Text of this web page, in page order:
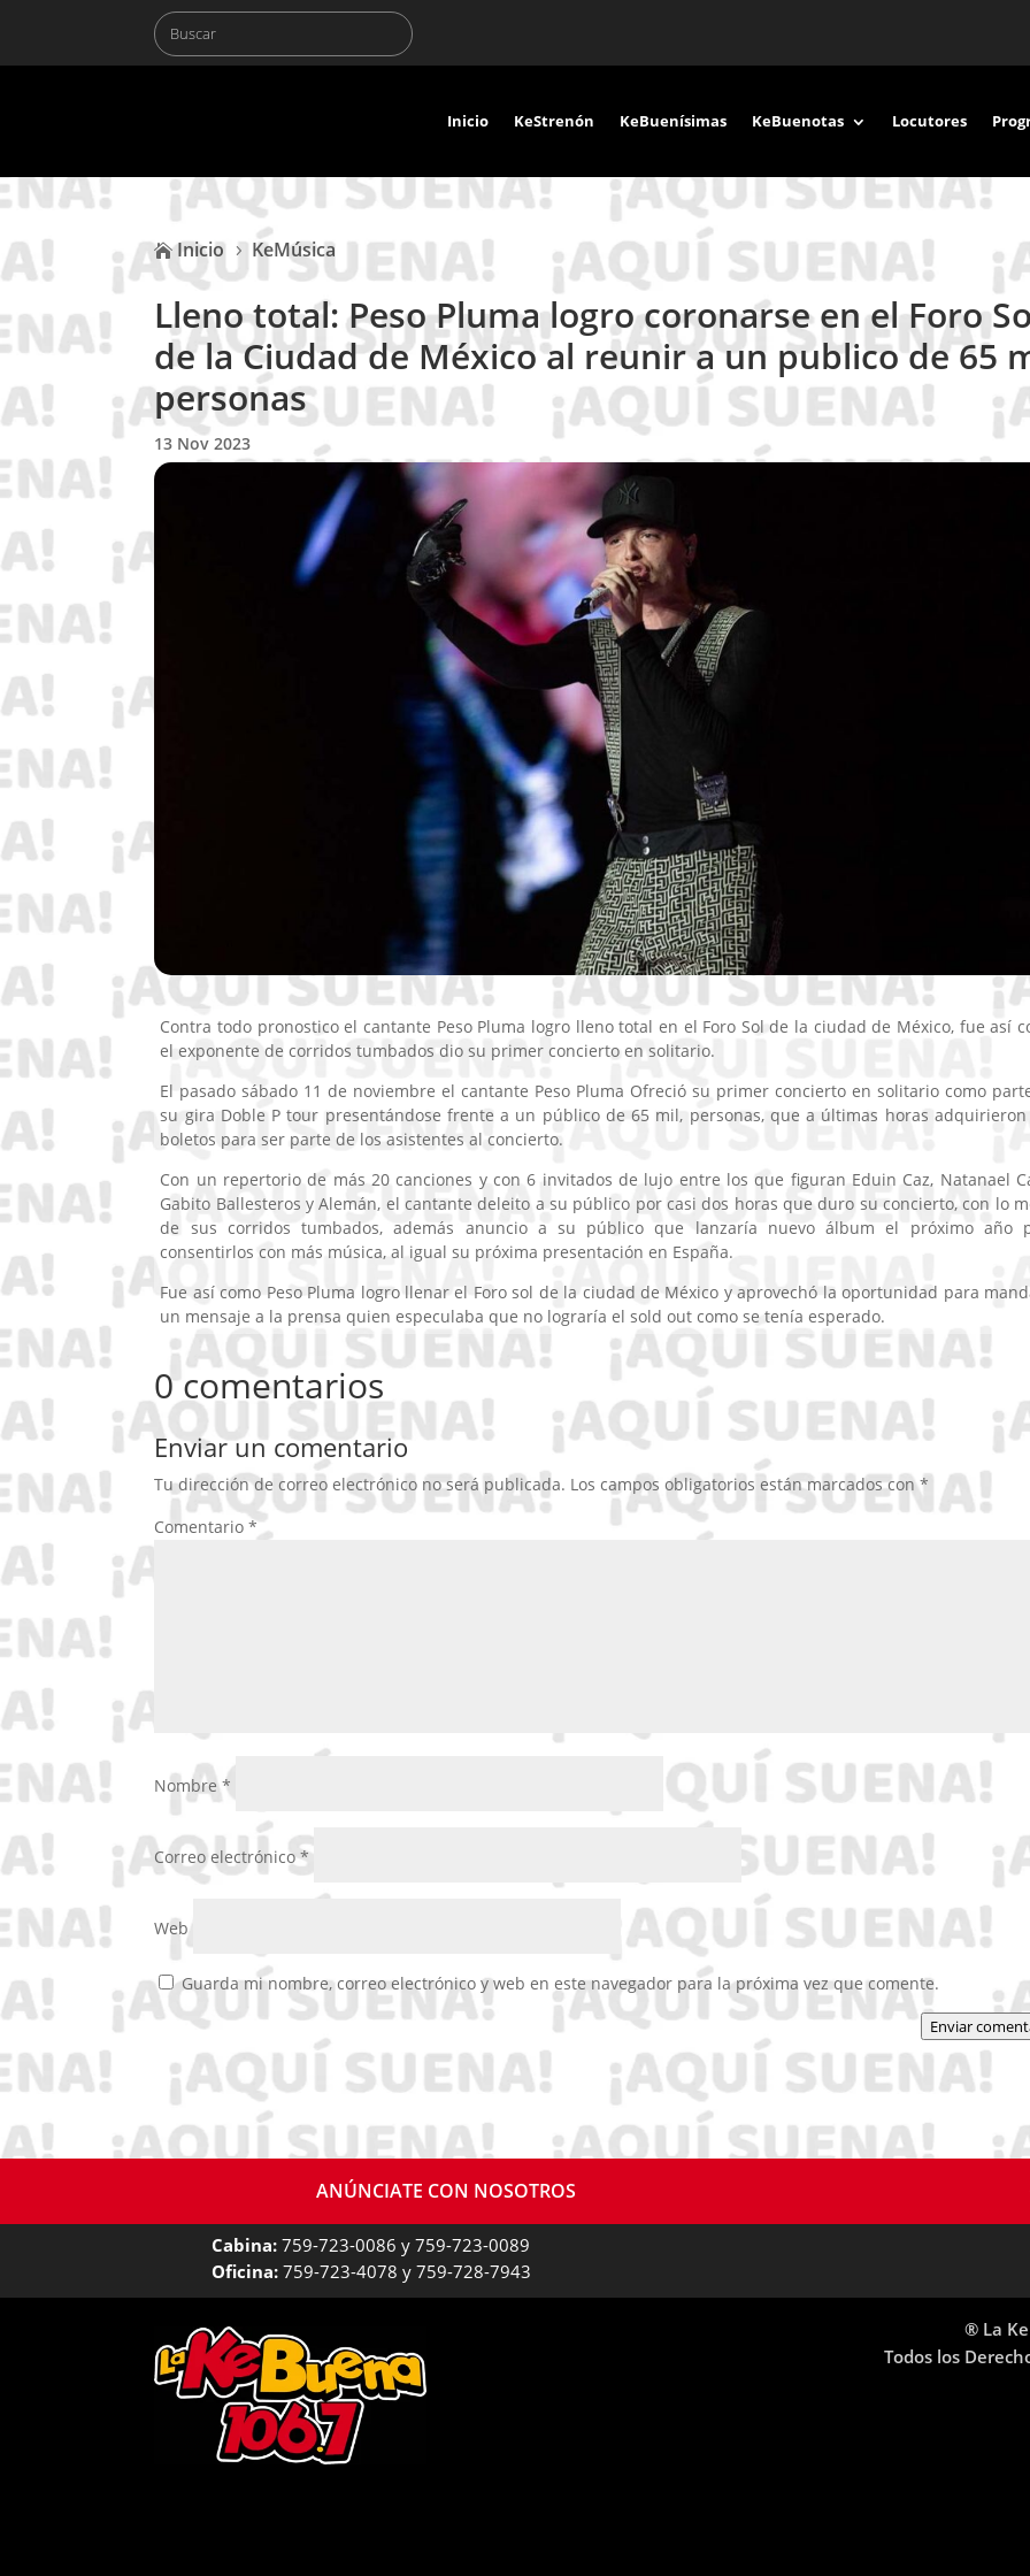
Inicio KeStrenón KeBuenísimas KeBuenotas Locutores
 Inicio 5 KeMúsica
Lleno total: Peso Pluma logro coronarse en el Foro
de la Ciudad de México al reunir a un publico de 65
personas
13 Nov 2023
Contra todo pronostico el cantante Peso Pluma logro lleno total en el Foro Sol de la ciudad de México, fue así
el exponente de corridos tumbados dio su primer concierto en solitario.
El pasado sábado 11 de noviembre el cantante Peso Pluma Ofreció su primer concierto en solitario como
su gira Doble P tour presentándose frente a un público de 65 mil, personas, que a últimas horas adquirieron
boletos para ser parte de los asistentes al concierto.
Con un repertorio de más 20 canciones y con 6 invitados de lujo entre los que figuran Eduin Caz, Natanael
Gabito Ballesteros y Alemán, el cantante deleito a su público por casi dos horas que duro su concierto, con lo
de sus corridos tumbados, además anuncio a su público que lanzaría nuevo álbum el próximo año
consentirlos con más música, al igual su próxima presentación en España.
Fue así como Peso Pluma logro llenar el Foro sol de la ciudad de México y aprovechó la oportunidad para
un mensaje a la prensa quien especulaba que no lograría el sold out como se tenía esperado.
0 comentarios
Enviar un comentario
Tu dirección de correo electrónico no será publicada. Los campos obligatorios están marcados con*
Comentario*
Nombre*
Correo electrónico*
Web
Guarda mi nombre, correo electrónico y web en este navegador para la próxima vez que comente.
Enviar
ANÚNCIATE CON NOSOTROS
Cabina: 759-723-0086 y 759-723-0089
Oficina: 759-723-4078 y 759-728-7943
® La
Todos los